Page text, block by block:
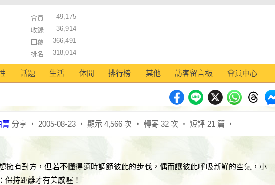
會員
49,175
收錄
36,914
回覆
366,491
排名
318,014
話題 生活 休閒 排行榜 其他 訪客留言板 會員中心
菁 分享 ‧ 2005-08-23 ‧ 顯示 4,566 次 ‧ 轉寄 32 次 ‧ 短評 21 篇 ‧
擁有對方，但若不懂得適時調節彼此的步伐，偶而讓彼此呼吸新鮮的空氣，小
保持距離才有美感喔！